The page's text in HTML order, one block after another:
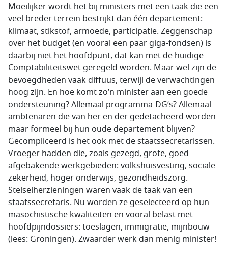
Moeilijker wordt het bij ministers met een taak die een
veel breder terrein bestrijkt dan één departement:
klimaat, stikstof, armoede, participatie. Zeggenschap
over het budget (en vooral een paar giga-fondsen) is
daarbij niet het hoofdpunt, dat kan met de huidige
Comptabiliteitswet geregeld worden. Maar wel zijn de
bevoegdheden vaak diffuus, terwijl de verwachtingen
hoog zijn. En hoe komt zo’n minister aan een goede
ondersteuning? Allemaal programma-DG’s? Allemaal
ambtenaren die van her en der gedetacheerd worden
maar formeel bij hun oude departement blijven?
Gecompliceerd is het ook met de staatssecretarissen.
Vroeger hadden die, zoals gezegd, grote, goed
afgebakende werkgebieden: volkshuisvesting, sociale
zekerheid, hoger onderwijs, gezondheidszorg.
Stelselherzieningen waren vaak de taak van een
staatssecretaris. Nu worden ze geselecteerd op hun
masochistische kwaliteiten en vooral belast met
hoofdpijndossiers: toeslagen, immigratie, mijnbouw
(lees: Groningen). Zwaarder werk dan menig minister!